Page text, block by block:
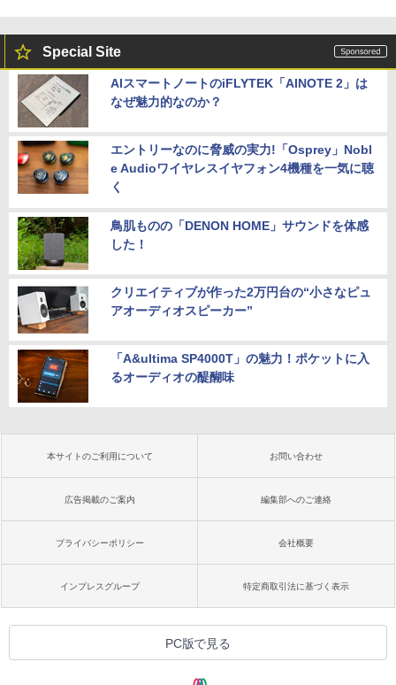
Special Site
AIスマートノートのiFLYTEK「AINOTE 2」は
なぜ魅力的なのか？
エントリーなのに脅威の実力!「Osprey」Nobl
e Audioワイヤレスイヤフォン4機種を一気に聴
く
鳥肌ものの「DENON HOME」サウンドを体感
した！
クリエイティブが作った2万円台の“小さなピュ
アオーディオスピーカー”
「A&ultima SP4000T」の魅力！ポケットに入
るオーディオの醍醐味
本サイトのご利用について お問い合わせ
広告掲載のご案内 編集部へのご連絡
プライバシーポリシー 会社概要
インプレスグループ 特定商取引法に基づく表示
PC版で見る